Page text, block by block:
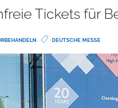
Tickets für
DEUTSCHE MESSE